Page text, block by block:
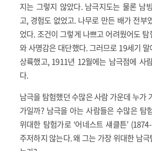
지는 그렇지 않았다. 남극지도는 물론 남
고, 경험도 없었고. 나무로 만든 배가 전부
었다. 조건이 그렇게 나쁘고 어려웠어도
와 사명감은 대단했다. 그러므로 19세기
상륙했고, 1911년 12월에는 남극점에 사
다.
남극을 탐험했던 수많은 사람 가운데 누가
가일까? 남극을 아는 사람들은 수많은 탐
위대한 탐험가로 ‘어네스트 섀클튼’
주저하지 않는다. 왜 그는 가장 위대한 남